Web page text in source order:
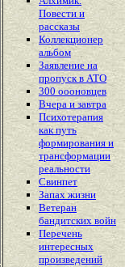
Повести и
рассказы
Коллекционер
альбом
Заявление на
пропуск в АТО
300 оооновцев
Вчера и завтра
Психотерапия
как путь
формирования и
трансформации
реальности
Свинпет
Запах жизни
Ветеран
бандитских войн
Перечень
интересных
произведений